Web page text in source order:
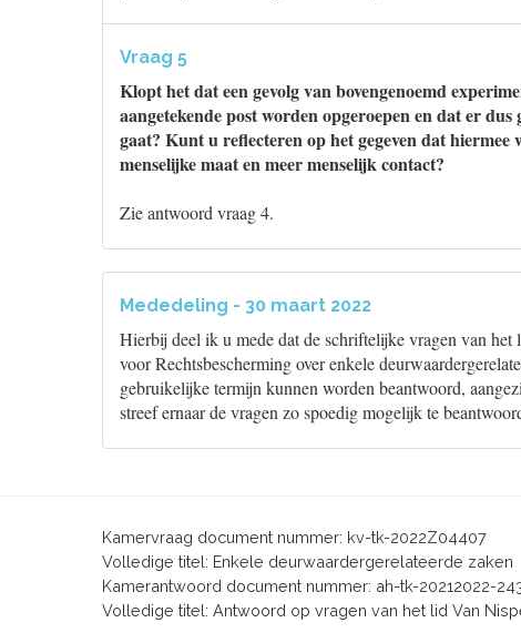
Vraag 5
Klopt het dat een gevolg van bovengenoemd
aangetekende post worden opgeroepen en dat er
gaat? Kunt u reflecteren op het gegeven dat
menselijke maat en meer menselijk contact?
Zie antwoord vraag 4.
Mededeling - 30 maart 2022
Hierbij deel ik u mede dat de schriftelijke vragen van
voor Rechtsbescherming over enkele
gebruikelijke termijn kunnen worden beantwoord,
streef ernaar de vragen zo spoedig mogelijk te
Kamervraag document nummer: kv-tk-2022Z04407
Volledige titel: Enkele deurwaardergerelateerde zaken
Kamerantwoord document nummer: ah-tk-20212022-
Volledige titel: Antwoord op vragen van het lid Van